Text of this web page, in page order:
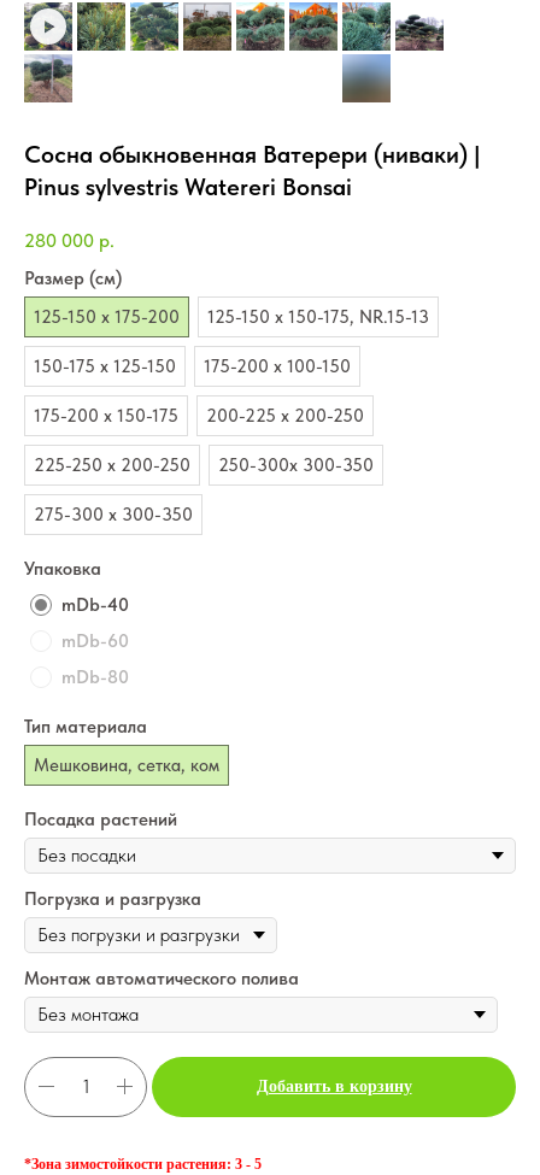
Сосна обыкновенная Ватерери (ниваки) |
Pinus sylvestris Watereri Bonsai
280 000 р.
Размер (см)
125-150 х 175-200
125-150 х 150-175, NR.15-13
150-175 х 125-150 175-200 х 100-150
175-200 х 150-175 200-225 х 200-250
225-250 х 200-250 250-300х 300-350
275-300 х 300-350
Упаковка
mDb-40
mDb-60
mDb-80
Тип материала
Мешковина, сетка, ком
Посадка растений
Погрузка и разгрузка
Монтаж автоматического полива
Добавить в корзину
*Зона зимостойкости растения: 3 - 5